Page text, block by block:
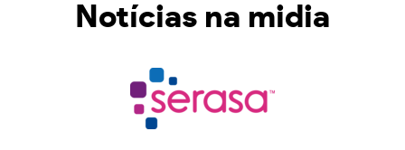
Notícias na midia